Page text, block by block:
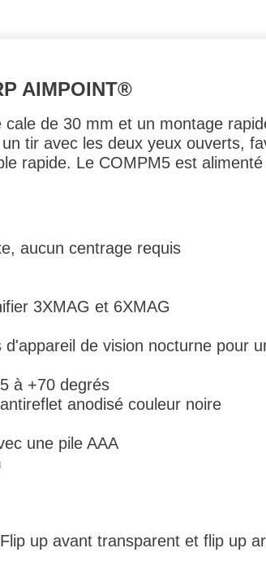
AIMPOINT®
de 30 mm et un montage
tir avec les deux yeux ouverts,
rapide. Le COMPM5 est
aucun centrage requis
3XMAG et 6XMAG
de vision nocturne pour
à +70 degrés
anodisé couleur noire
une pile AAA
up avant transparent et flip up